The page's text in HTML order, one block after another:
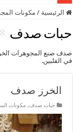
الرئيسية / مكونات
حبات صدف
صدف صنع المجوهرات
في الفلبين.
الخرز صدف
حبات صدف, مكونات